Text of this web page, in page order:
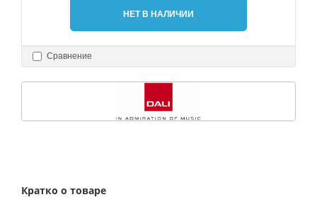
НЕТ В НАЛИЧИИ
Сравнение
Кратко о товаре